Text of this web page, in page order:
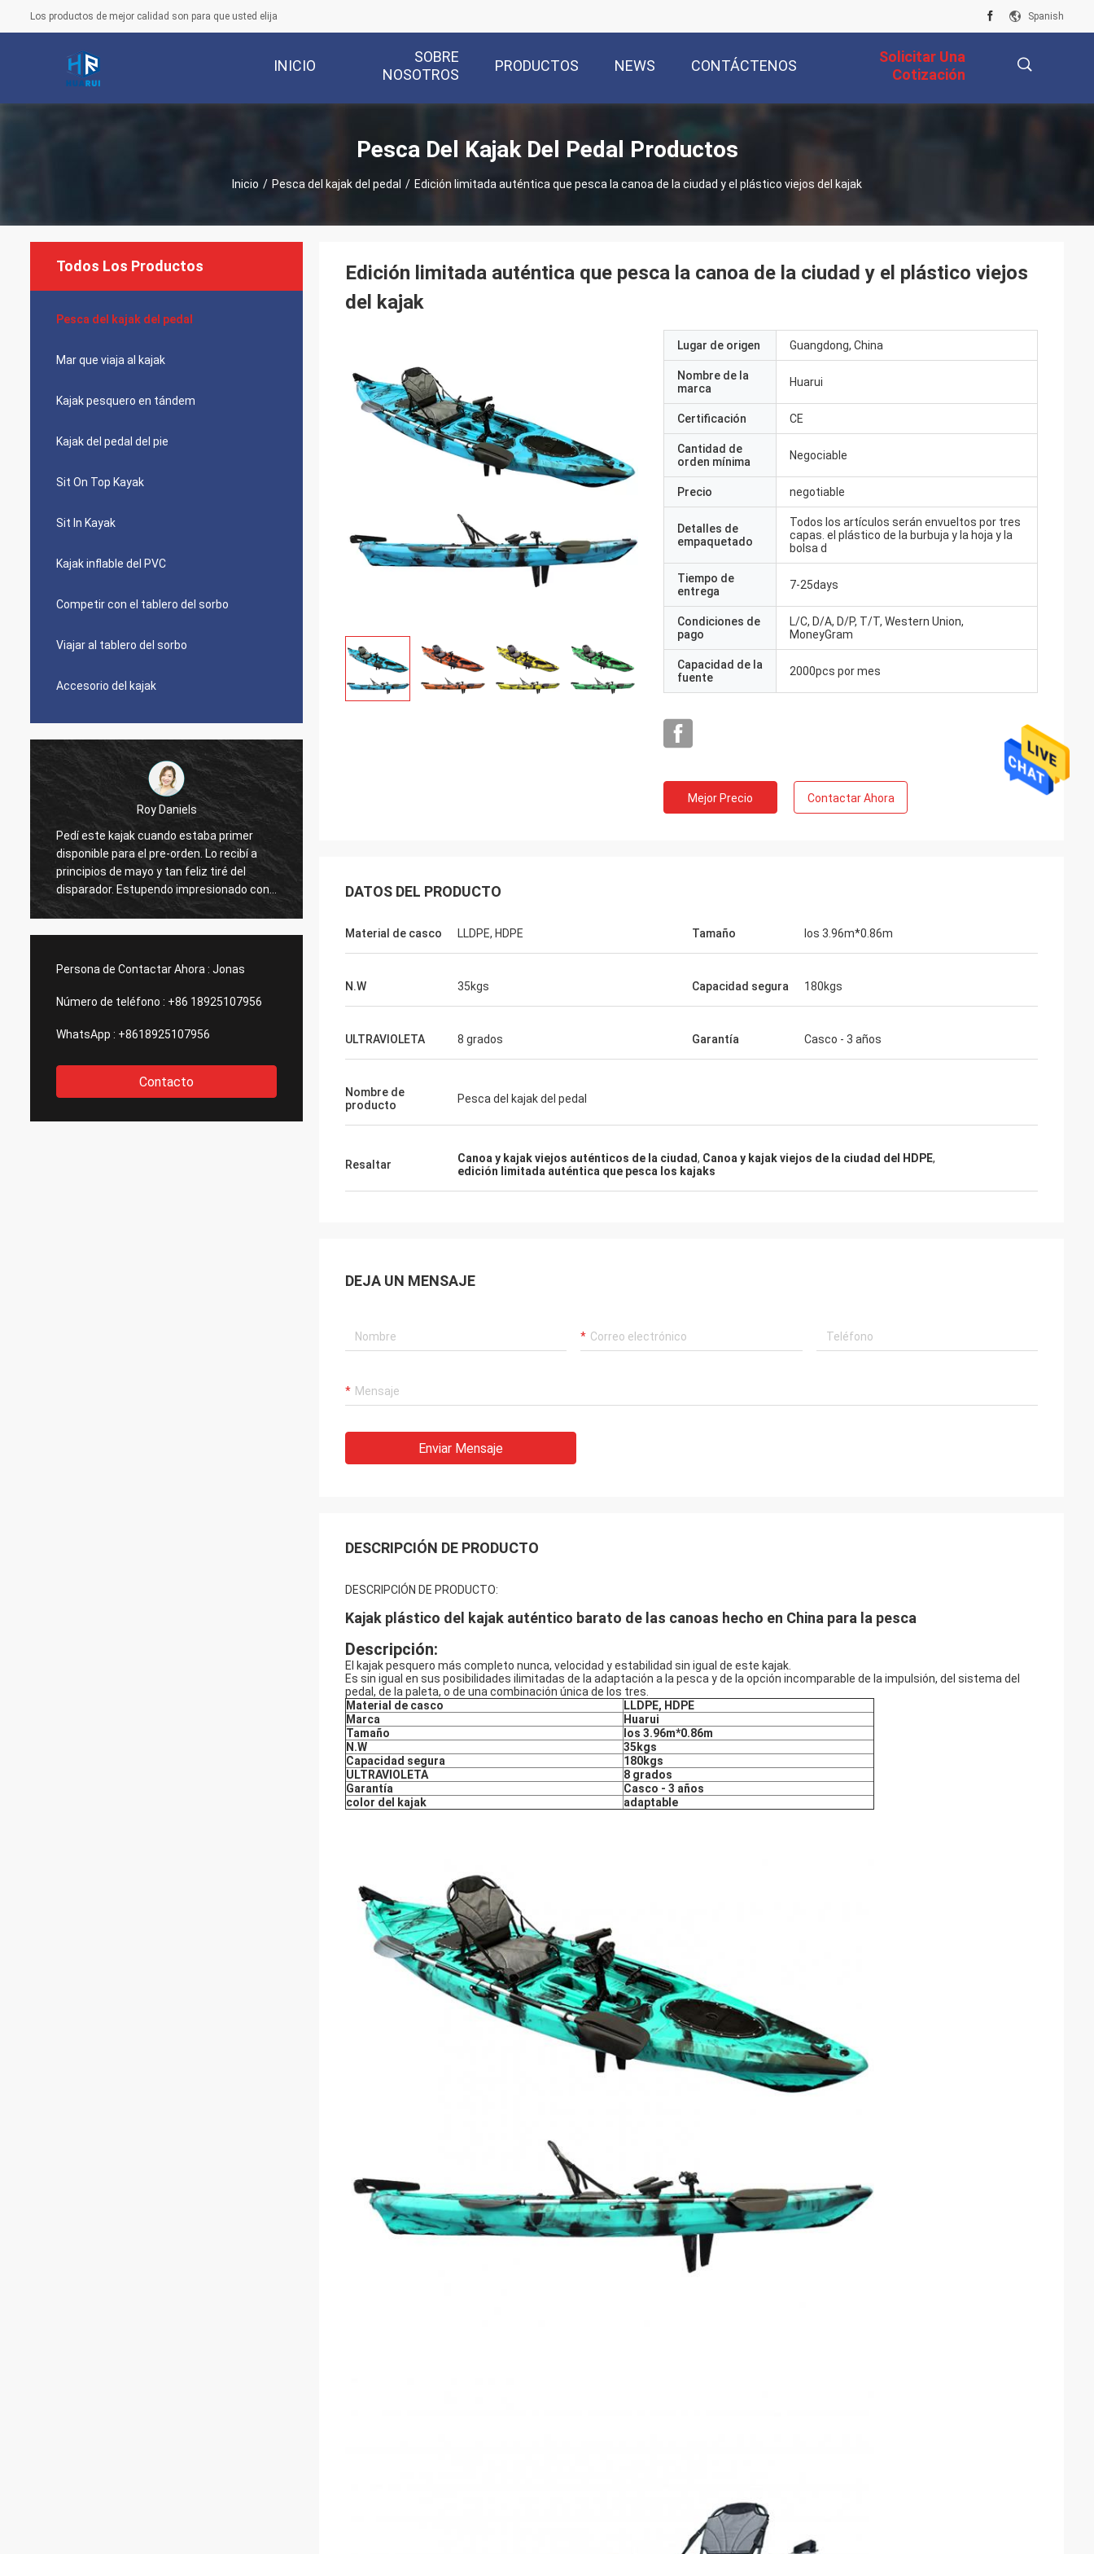
Los productos de mejor calidad son para que usted elija Spanish
INICIO
SOBRE
NOSOTROS
PRODUCTOS NEWS CONTÁCTENOS
Solicitar Una
Cotización
Pesca Del Kajak Del Pedal Productos
Inicio / Pesca del kajak del pedal / Edición limitada auténtica que pesca la canoa de la ciudad y el plástico viejos del kajak
Todos Los Productos
Pesca del kajak del pedal
Mar que viaja al kajak
Kajak pesquero en tándem
Kajak del pedal del pie
Sit On Top Kayak
Sit In Kayak
Kajak inflable del PVC
Competir con el tablero del sorbo
Viajar al tablero del sorbo
Accesorio del kajak
Roy Daniels
Pedí este kajak cuando estaba primer
disponible para el pre-orden. Lo recibí a
principios de mayo y tan feliz tiré del
disparador. Estupendo impresionado con
la calidad del kajak de una nueva marca.
es estable estupendo. Seat es muy
en un kajak pesquero. Recomiendo
Persona de Contactar Ahora : Jonas
Número de teléfono : +86 18925107956
WhatsApp : +8618925107956
Contacto
Edición limitada auténtica que pesca la canoa de la ciudad y el plástico viejos
del kajak
Lugar de origen Guangdong, China
Nombre de la
marca
Huarui
Certificación CE
Cantidad de
orden mínima
Negociable
Precio negotiable
Detalles de
empaquetado
Todos los artículos serán envueltos por tres
capas. el plástico de la burbuja y la hoja y la
bolsa d
Tiempo de
entrega
7-25days
Condiciones de
pago
L/C, D/A, D/P, T/T, Western Union,
MoneyGram
Capacidad de la
fuente
2000pcs por mes
Mejor Precio Contactar Ahora
DATOS DEL PRODUCTO
Material de casco LLDPE, HDPE Tamaño los 3.96m*0.86m
N.W 35kgs Capacidad segura 180kgs
ULTRAVIOLETA 8 grados Garantía Casco - 3 años
Nombre de
producto
Pesca del kajak del pedal
Resaltar Canoa y kajak viejos auténticos de la ciudad, Canoa y kajak viejos de la ciudad del HDPE,
edición limitada auténtica que pesca los kajaks
DEJA UN MENSAJE
Enviar Mensaje
DESCRIPCIÓN DE PRODUCTO
DESCRIPCIÓN DE PRODUCTO:
Kajak plástico del kajak auténtico barato de las canoas hecho en China para la pesca
Descripción:
El kajak pesquero más completo nunca, velocidad y estabilidad sin igual de este kajak.
Es sin igual en sus posibilidades ilimitadas de la adaptación a la pesca y de la opción incomparable de la impulsión, del sistema del
pedal, de la paleta, o de una combinación única de los tres.
Material de casco
LLDPE, HDPE
Marca
Huarui
Tamaño
los 3.96m*0.86m
N.W
35kgs
Capacidad segura
180kgs
ULTRAVIOLETA
8 grados
Garantía
Casco - 3 años
color del kajak
adaptable